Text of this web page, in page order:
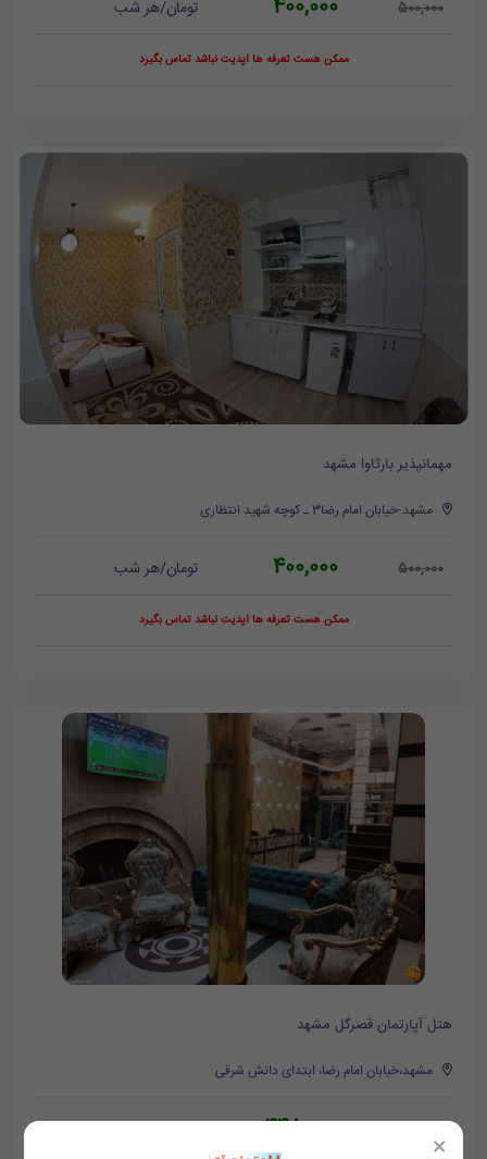
500,000
400,000 تومان/هر شب
ممکن هست تعرفه ها آپدیت نباشد تماس بگیرد
مهمانپذیر بارثاوا مشهد
مشهد-خیابان امام رضا3 ـ کوچه شهید انتظاری
500,000
400,000 تومان/هر شب
ممکن هست تعرفه ها آپدیت نباشد تماس بگیرد
هتل آپارتمان قصرگل مشهد
مشهد،خیابان امام رضا، ابتدای دانش شرقی
448,000
×